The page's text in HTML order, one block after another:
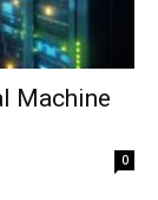
Machine
0